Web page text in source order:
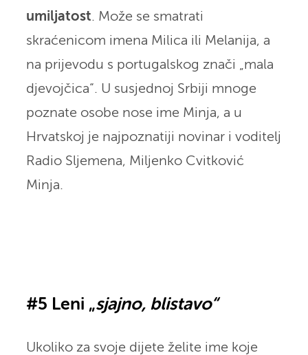
umiljatost. Može se smatrati
skraćenicom imena Milica ili Melanija, a
na prijevodu s portugalskog znači „mala
djevojčica“. U susjednoj Srbiji mnoge
poznate osobe nose ime Minja, a u
Hrvatskoj je najpoznatiji novinar i voditelj
Radio Sljemena, Miljenko Cvitković
Minja.
#5 Leni „sjajno, blistavo“
Ukoliko za svoje dijete želite ime koje